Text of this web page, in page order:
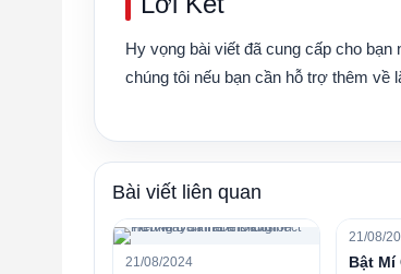
Hy vọng bài viết đã cung cấp cho
chúng tôi nếu bạn cần hỗ trợ thêm về
Bài viết liên quan
21/08/2024
21/08/
Bật Mí